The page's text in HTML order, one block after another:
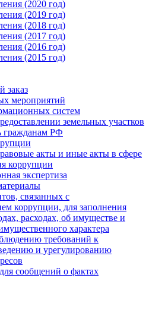
(2020 год)
(2019 год)
(2018 год)
(2017 год)
(2016 год)
(2015 год)
заказ
мероприятий
систем
земельных участков
гражданам РФ
акты и иные акты в сфере
коррупции
экспертиза
связанных с
коррупции, для заполнения
расходах, об имуществе и
характера
требований к
и урегулированию
сообщений о фактах